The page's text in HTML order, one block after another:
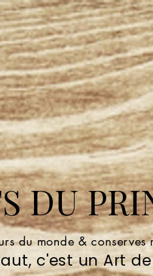
DU
du monde & conserves
c'est un Art